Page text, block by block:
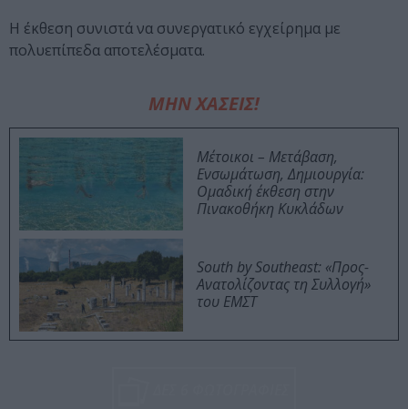
Η έκθεση συνιστά να συνεργατικό εγχείρημα με
πολυεπίπεδα αποτελέσματα.
ΜΗΝ ΧΑΣΕΙΣ!
Μέτοικοι – Μετάβαση,
Ενσωμάτωση, Δημιουργία:
Ομαδική έκθεση στην
Πινακοθήκη Κυκλάδων
South by Southeast: «Προς-
Ανατολίζοντας τη Συλλογή»
του ΕΜΣΤ